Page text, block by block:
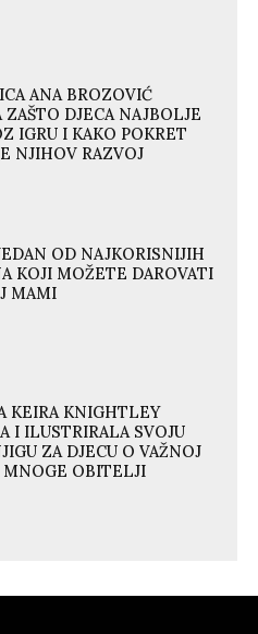
ANA BROZOVIĆ
ZAŠTO DJECA NAJBOLJE
IGRU I KAKO POKRET
NJIHOV RAZVOJ
OD NAJKORISNIJIH
KOJI MOŽETE DAROVATI
MAMI
KEIRA KNIGHTLEY
I ILUSTRIRALA SVOJU
ZA DJECU O VAŽNOJ
OBITELJI